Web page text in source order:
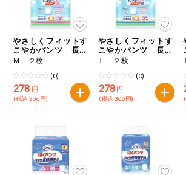
やさしくフィットす
こやかパンツ 長時
間用お試しパック
Ｍ ２枚
(0)
278 円
(税込 306円)
やさしくフィットす
こやかパンツ 長時
間用お試しパック
Ｌ ２枚
(0)
278 円
(税込 306円)